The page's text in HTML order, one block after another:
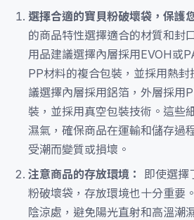
選擇合適的寶貝粉破壞袋，保護
的商品特性選擇適合的材質和封
用品建議選擇內層採用EVOH或
PP材料的複合包裝，並採用熱
議選擇內層採用鋁箔，外層採用
裝，並採用真空包裝技術。這些
濕氣，確保商品在運輸和儲存過
受潮而變質或損壞。
注意商品的存放環境：
即使選擇
粉破壞袋，存放環境也十分重要
陰涼處，避免陽光直射和高溫潮